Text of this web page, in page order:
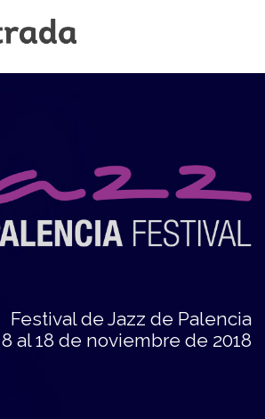
Festival de Jazz de Palencia
al 18 de noviembre de 2018